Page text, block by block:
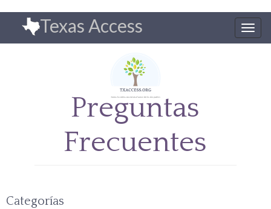
contenido
principal
Texas Access
Preguntas
Frecuentes
Categorías